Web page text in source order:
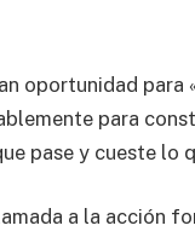
oportunidad para
para
pase y cueste lo
a la acción